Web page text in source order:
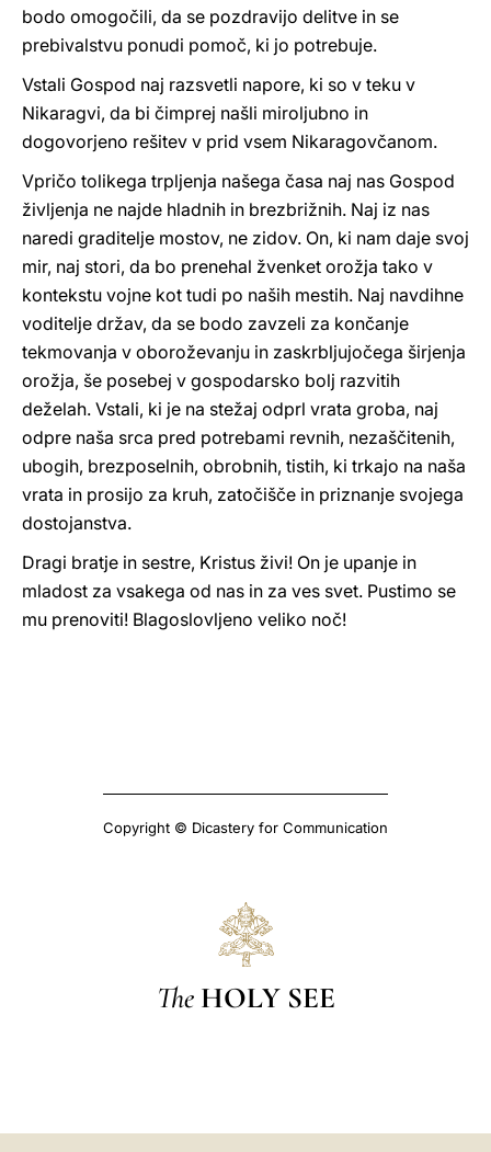
bodo omogočili, da se pozdravijo delitve in se
prebivalstvu ponudi pomoč, ki jo potrebuje.
Vstali Gospod naj razsvetli napore, ki so v teku v
Nikaragvi, da bi čimprej našli miroljubno in
dogovorjeno rešitev v prid vsem Nikaragovčanom.
Vpričo tolikega trpljenja našega časa naj nas Gospod
življenja ne najde hladnih in brezbrižnih. Naj iz nas
naredi graditelje mostov, ne zidov. On, ki nam daje svoj
mir, naj stori, da bo prenehal žvenket orožja tako v
kontekstu vojne kot tudi po naših mestih. Naj navdihne
voditelje držav, da se bodo zavzeli za končanje
tekmovanja v oboroževanju in zaskrbljujočega širjenja
orožja, še posebej v gospodarsko bolj razvitih
deželah. Vstali, ki je na stežaj odprl vrata groba, naj
odpre naša srca pred potrebami revnih, nezaščitenih,
ubogih, brezposelnih, obrobnih, tistih, ki trkajo na naša
vrata in prosijo za kruh, zatočišče in priznanje svojega
dostojanstva.
Dragi bratje in sestre, Kristus živi! On je upanje in
mladost za vsakega od nas in za ves svet. Pustimo se
mu prenoviti! Blagoslovljeno veliko noč!
Copyright © Dicastery for Communication
The HOLY SEE